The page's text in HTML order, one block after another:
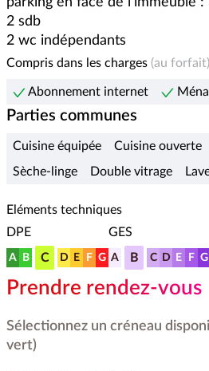
2 sdb
2 wc indépendants
Compris dans les charges (au forfait)
Abonnement internet
Parties communes
Cuisine équipée Cuisine ouverte
Sèche-linge
Double vitrage
Eléments techniques
DPE
A B C D E F G
GES
A B C D E F G
Prendre rendez-vous
Sélectionnez un créneau
vert)